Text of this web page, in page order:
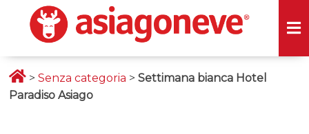
>Senza categoria >Settimana bianca Hotel
Paradiso Asiago